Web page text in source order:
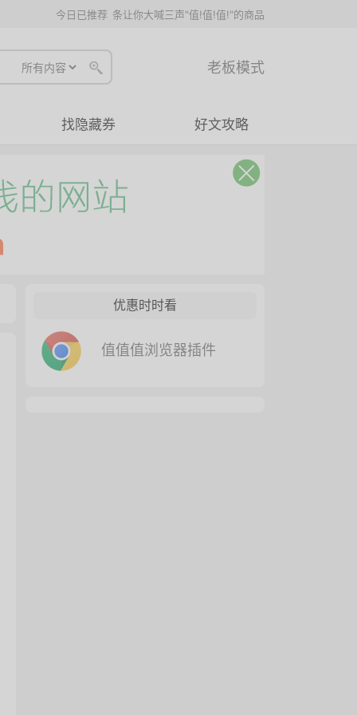
今日已推荐 条让你大喊三声"值!值!值!"的商品
老板模式
找隐藏券 好文攻略
优惠时时看
值值值浏览器插件